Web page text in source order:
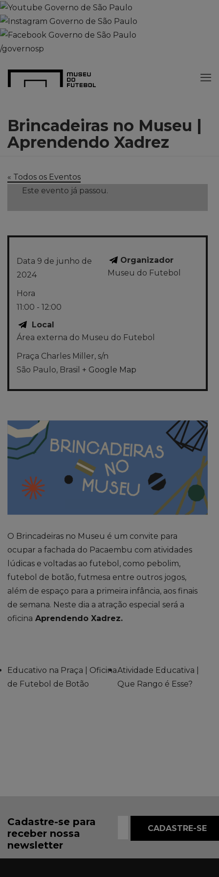
/governosp
Brincadeiras no Museu |
Aprendendo Xadrez
« Todos os Eventos
Este evento já passou.
O Brincadeiras no Museu é um convite para
ocupar a fachada do Pacaembu com atividades
lúdicas e voltadas ao futebol, como pebolim,
futebol de botão, futmesa entre outros jogos,
além de espaço para a primeira infância, aos finais
de semana. Neste dia a atração especial será a
oficina Aprendendo Xadrez.
Data 9 de junho de
2024
Hora
11:00 - 12:00
Local
Área externa do Museu do Futebol
Praça Charles Miller, s/n
São Paulo, Brasil + Google Map
Organizador
Museu do Futebol
Educativo na Praça | Oficina
de Futebol de Botão
Atividade Educativa |
Que Rango é Esse?
Cadastre-se para
receber nossa
newsletter